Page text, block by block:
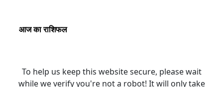
आज का राशिफल